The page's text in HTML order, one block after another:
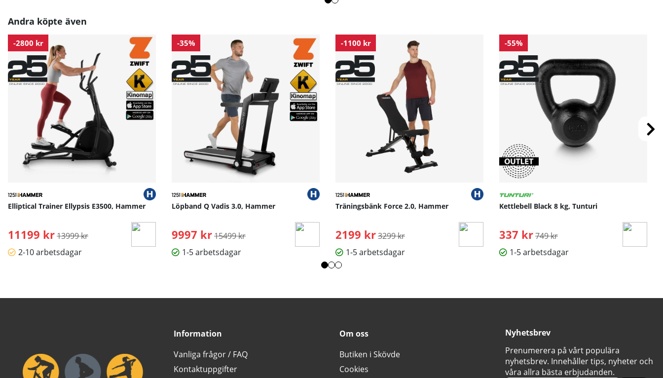
Andra köpte även
-2800 kr
Elliptical Trainer Ellypsis E3500, Hammer
11199 kr Ordinarie pris:
13999 kr
2-10 arbetsdagar
-35%
Löpband Q Vadis 3.0, Hammer
9997 kr Ordinarie pris:
15499 kr
1-5 arbetsdagar
-1100 kr
Träningsbänk Force 2.0, Hammer
2199 kr Ordinarie pris:
3299 kr
1-5 arbetsdagar
-55%
Kettlebell Black 8 kg, Tunturi
337 krOrdinarie pris:
749 kr
1-5 arbetsdagar
Information
Vanliga frågor / FAQ
Kontaktuppgifter
Om oss
Butiken i Skövde
Cookies
Nyhetsbrev
Prenumerera på vårt populära
nyhetsbrev. Innehåller tips, nyheter och
våra allra bästa erbjudanden.